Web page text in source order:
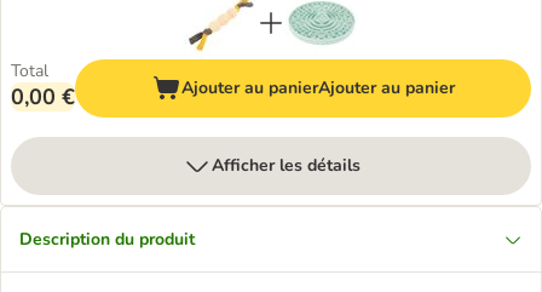
Total
0,00 € Ajouter au panierAjouter au panier
Afficher les détails
Description du produit